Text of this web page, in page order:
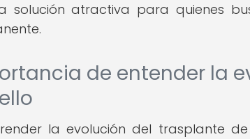
solución atractiva para quienes
de entender la
la evolución del trasplante